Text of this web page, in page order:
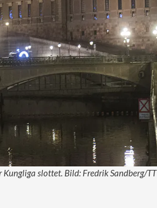
slottet. Bild: Fredrik Sandberg/TT